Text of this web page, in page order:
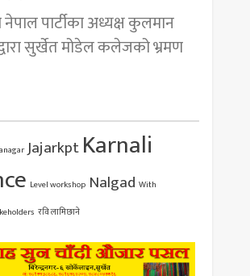
पार्टीका अध्यक्ष कुलमान
सुर्खेत मोडेल कलेजको भ्रमण
JajarkptKarnali
Level workshop Nalgad With
रवि लामिछाने